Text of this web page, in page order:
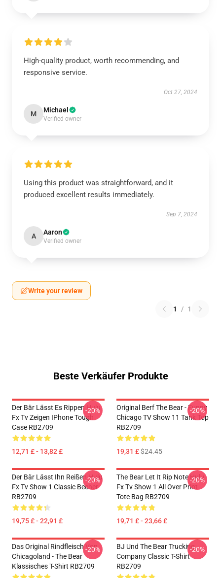
High-quality product, worth recommending, and
responsive service.
Oct 27, 2024
M Michael
Verified owner
Using this product was straightforward, and it
produced excellent results immediately.
Sep 7, 2024
A Aaron
Verified owner
Write your review
1 / 1
Beste Verkäufer Produkte
Der Bär Lässt Es Rippen Hulu
Fx Tv Zeigen IPhone Tough
Case RB2709
12,71 £ - 13,82 £
-20%
Original Berf The Bear - Funny
Chicago TV Show 11 Tank Top
RB2709
19,31 £$24.45
-20%
Der Bär Lässt Ihn Reißen Hulu
Fx Tv Show 1 Classic Becher
RB2709
19,75 £ - 22,91 £
-20%
The Bear Let It Rip Note Hulu
Fx Tv Show 1 All Over Print
Tote Bag RB2709
19,71 £ - 23,66 £
-20%
Das Original Rindfleisch Von
Chicagoland - The Bear
Klassisches T-Shirt RB2709
-20%
BJ Und The Bear Trucking
Company Classic T-Shirt
RB2709
-20%